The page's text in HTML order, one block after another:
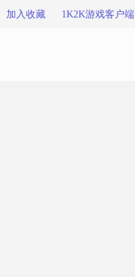
加入收藏 1K2K游戏客户端